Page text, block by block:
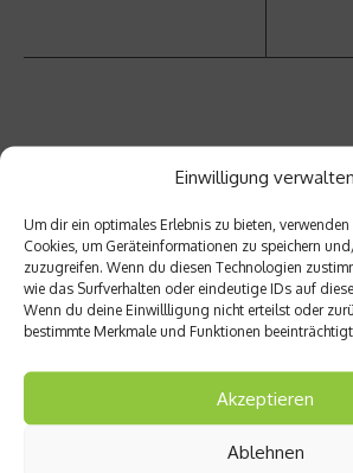
Einwilligung verwalten
Um dir ein optimales Erlebnis zu bieten,
Cookies, um Geräteinformationen zu speichern
zuzugreifen. Wenn du diesen Technologien
wie das Surfverhalten oder eindeutige IDs auf
Wenn du deine Einwillligung nicht erteilst oder
bestimmte Merkmale und Funktionen
Akzeptieren
Ablehnen
Team des ...
6. Mai 2021